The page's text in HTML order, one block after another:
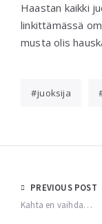
Haastan kaikki
linkittämässä
musta olis
juoksija
Post
PREVIOUS POST
Kahta en vaihda…